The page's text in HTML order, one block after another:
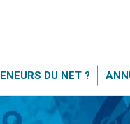
DU NET ?